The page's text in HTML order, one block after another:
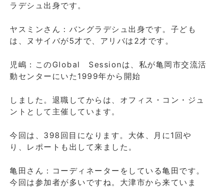
ラデシュ出身です。
ヤスミンさん：バングラデシュ出身です。子ども
は、ヌサイバが5才で、アリバは2才です。
児嶋：このGlobal Sessionは、私が亀岡市交流活
動センターにいた1999年から開始
しました。退職してからは、オフィス・コン・ジュ
ントとして主催しています。
今回は、398回目になります。大体、月に1回や
り、レポートも出して来ました。
亀田さん：コーディネーターをしている亀田です。
今回は参加者が多いですね。大津市から来ていま